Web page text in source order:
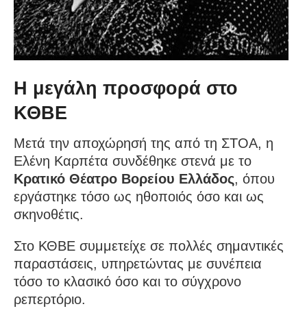
Η μεγάλη προσφορά στο
ΚΘΒΕ
Μετά την αποχώρησή της από τη ΣΤΟΑ, η
Ελένη Καρπέτα συνδέθηκε στενά με το
Κρατικό Θέατρο Βορείου Ελλάδος, όπου
εργάστηκε τόσο ως ηθοποιός όσο και ως
σκηνοθέτις.
Στο ΚΘΒΕ συμμετείχε σε πολλές σημαντικές
παραστάσεις, υπηρετώντας με συνέπεια
τόσο το κλασικό όσο και το σύγχρονο
ρεπερτόριο.